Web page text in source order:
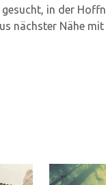
in der
nächster Nähe